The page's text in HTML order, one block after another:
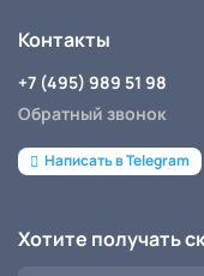
Контакты
+7 (495) 989 51 98
Обратный звонок
Написать в Telegram
Хотите получать